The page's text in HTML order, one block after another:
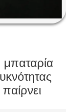
μπαταρία